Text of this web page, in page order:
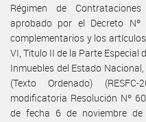
Régimen de
aprobado por el Decreto
complementarios y los
VI, Titulo II de la Parte Especial
Inmuebles del Estado
(Texto Ordenado) (RESFC-
modificatoria Resolución Nº
de fecha 6 de noviembre